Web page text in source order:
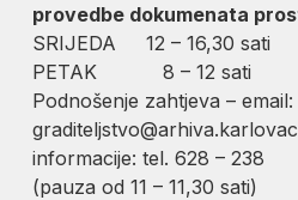
provedbe dokumenata
SRIJEDA 12 – 16,30 sati
PETAK 8 – 12 sati
Podnošenje zahtjeva – email:
informacije: tel. 628 – 238
(pauza od 11 – 11,30 sati)